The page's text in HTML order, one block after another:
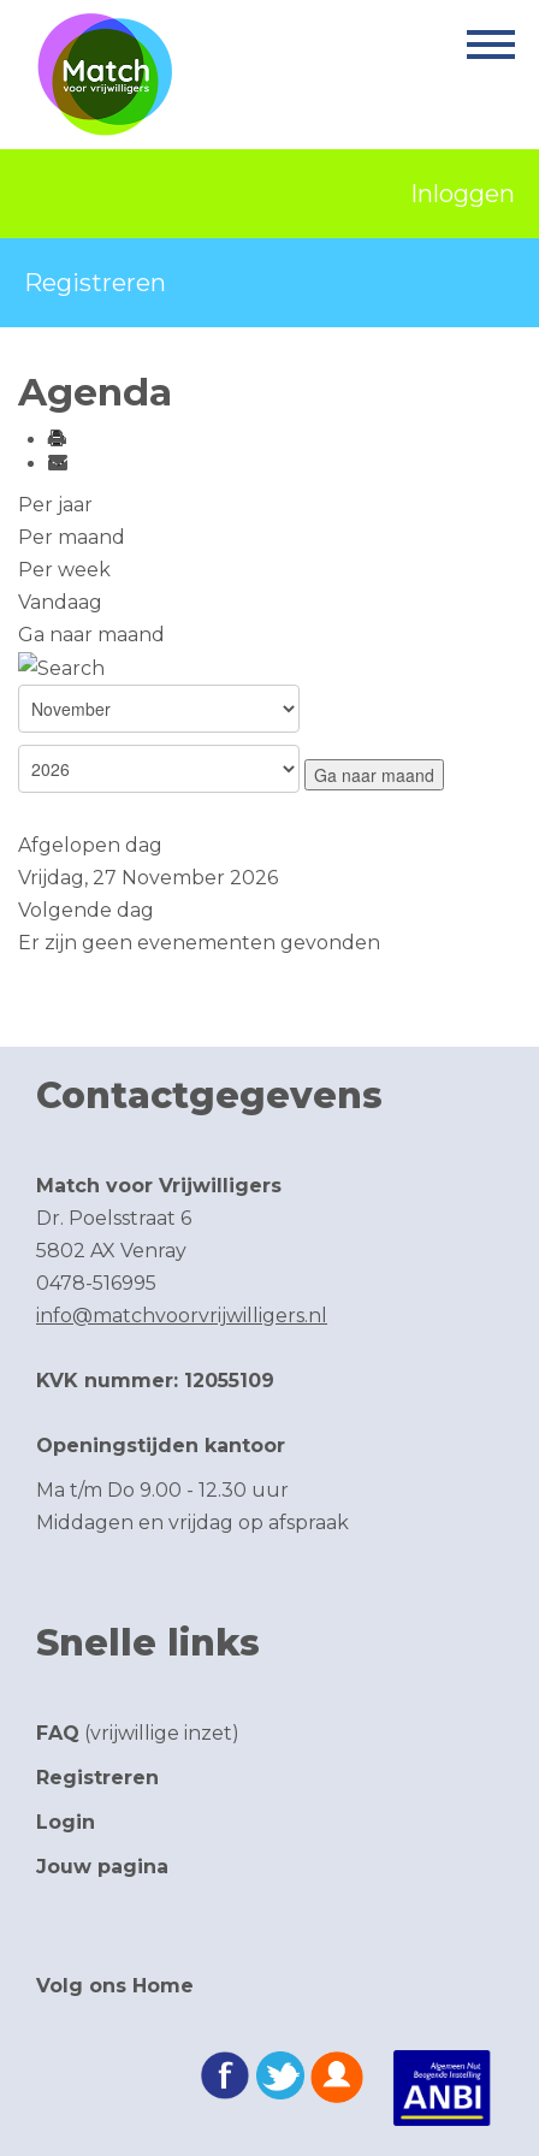
Home
Activiteiten
Projecten
Over Match
Vrijwilligerswerk
Inloggen
Registreren
Agenda
Per jaar
Per maand
Per week
Vandaag
Ga naar maand
Ga naar maand
Afgelopen dag
Vrijdag, 27 November 2026
Volgende dag
Er zijn geen evenementen gevonden
Contactgegevens
Match voor Vrijwilligers
Dr. Poelsstraat 6
5802 AX Venray
0478-516995
info@matchvoorvrijwilligers.nl
KVK nummer: 12055109
Openingstijden kantoor
Ma t/m Do 9.00 - 12.30 uur
Middagen en vrijdag op afspraak
Snelle links
FAQ (vrijwillige inzet)
Registreren
Login
Jouw pagina
Volg ons Home